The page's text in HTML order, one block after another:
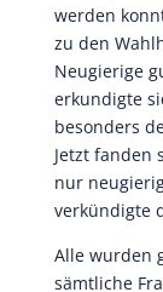
werden
zu den
Neugierige
erkundigte
besonders
Jetzt fanden
nur
verkündigte
Alle wurden
sämtliche